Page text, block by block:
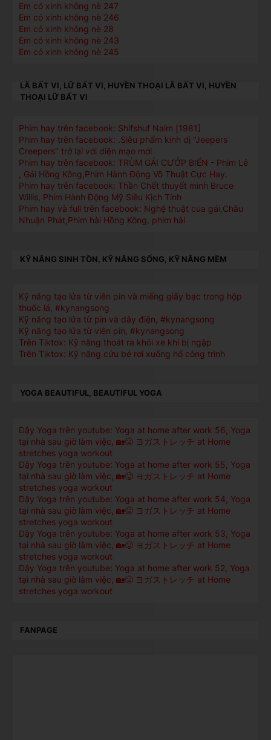
Em có xinh không nè 247
Em có xinh không nè 246
Em có xinh không nè 28
Em có xinh không nè 243
Em có xinh không nè 245
LÃ BẤT VI, LỮ BẤT VI, HUYỀN THOẠI LÃ BẤT VI, HUYỀN
THOẠI LỮ BẤT VI
Phim hay trên facebook: Shifshuf Naim [1981]
Phim hay trên facebook: .Siêu phẩm kinh dị "Jeepers
Creepers" trở lại với diện mạo mới
Phim hay trên facebook: TRÙM GÁI CƯỚP BIỂN - Phim Lẻ
, Gái Hồng Kông,Phim Hành Động Võ Thuật Cực Hay.
Phim hay trên facebook: Thần Chết thuyết minh Bruce
Willis, Phim Hành Động Mỹ Siêu Kịch Tính
Phim hay và full trên facebook: Nghệ thuật cua gái,Châu
Nhuận Phát,Phim hài Hồng Kông, phim hài
KỸ NĂNG SINH TỒN, KỸ NĂNG SỐNG, KỸ NĂNG MỀM
Kỹ năng tạo lửa từ viên pin và miếng giấy bạc trong hộp
thuốc lá, #kynangsong
Kỹ năng tạo lửa từ pin và dây điện, #kynangsong
Kỹ năng tạo lửa từ viên pin, #kynangsong
Trên Tiktox: Kỹ năng thoát ra khỏi xe khi bị ngập
Trên Tiktox: Kỹ năng cứu bé rơi xuống hố công trình
YOGA BEAUTIFUL, BEAUTIFUL YOGA
Dậy Yoga trên youtube: Yoga at home after work 56, Yoga
tại nhà sau giờ làm việc, 🏡😛 ヨガストレッチ at Home
stretches yoga workout
Dậy Yoga trên youtube: Yoga at home after work 55, Yoga
tại nhà sau giờ làm việc, 🏡😛 ヨガストレッチ at Home
stretches yoga workout
Dậy Yoga trên youtube: Yoga at home after work 54, Yoga
tại nhà sau giờ làm việc, 🏡😛 ヨガストレッチ at Home
stretches yoga workout
Dậy Yoga trên youtube: Yoga at home after work 53, Yoga
tại nhà sau giờ làm việc, 🏡😛 ヨガストレッチ at Home
stretches yoga workout
Dậy Yoga trên youtube: Yoga at home after work 52, Yoga
tại nhà sau giờ làm việc, 🏡😛 ヨガストレッチ at Home
stretches yoga workout
FANPAGE